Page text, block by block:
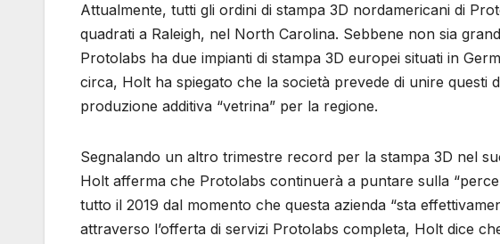
Attualmente, tutti gli ordini di stampa 3D nordamericani di
quadrati a Raleigh, nel North Carolina. Sebbene non sia
Protolabs ha due impianti di stampa 3D europei situati in
circa, Holt ha spiegato che la società prevede di unire questi
produzione additiva “vetrina” per la regione.
Segnalando un altro trimestre record per la stampa 3D nel
Holt afferma che Protolabs continuerà a puntare sulla
tutto il 2019 dal momento che questa azienda “sta
attraverso l’offerta di servizi Protolabs completa, Holt dice